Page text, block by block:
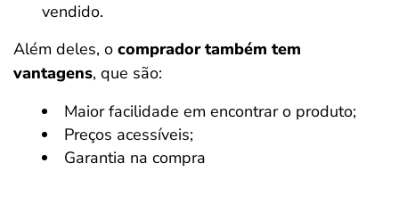
vendido.
Além deles, o comprador também tem
vantagens, que são:
Maior facilidade em encontrar o produto;
Preços acessíveis;
Garantia na compra